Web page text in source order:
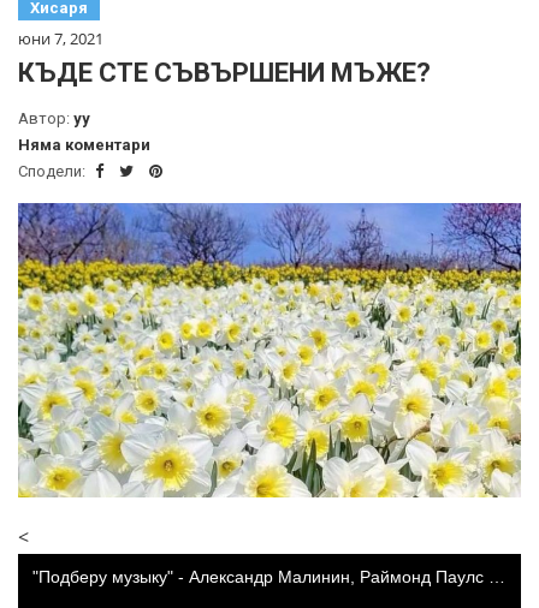
Хисаря
юни 7, 2021
КЪДЕ СТЕ СЪВЪРШЕНИ МЪЖЕ?
Автор: yy
Няма коментари
Сподели:
<